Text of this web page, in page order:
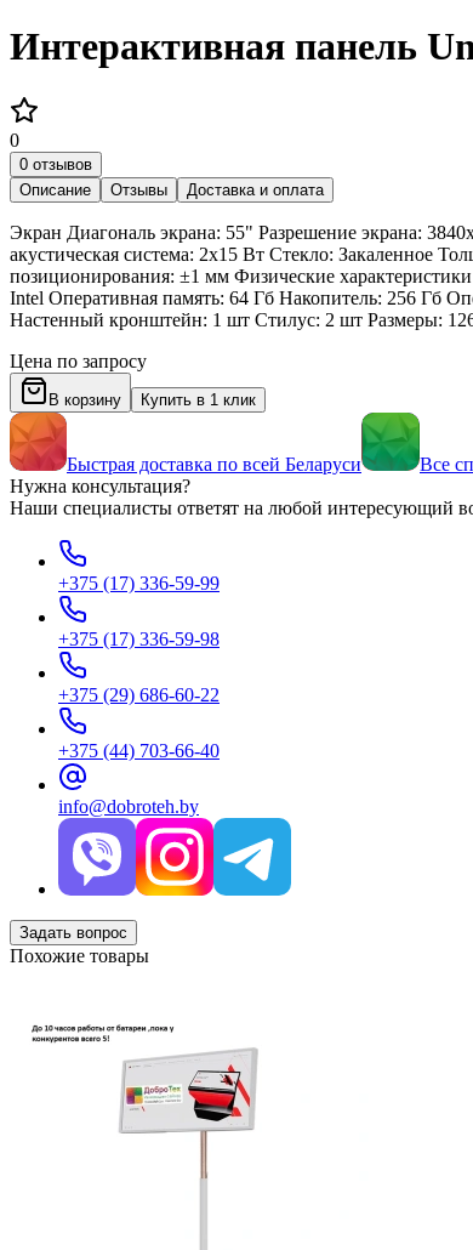
Интерактивная панель
0
0 отзывов
Описание
Отзывы Доставка и оплата
Экран Диагональ экрана: 55" Разрешение экрана:
акустическая система: 2х15 Вт Стекло: Закаленное
позиционирования: ±1 мм Физические
Intel Оперативная память: 64 Гб Накопитель: 256 Гб
Настенный кронштейн: 1 шт Стилус: 2 шт Размеры:
Цена по запросу
В корзину Купить в 1 клик
Быстрая доставка по всей Беларуси Все
Нужна консультация?
Наши специалисты ответят на любой интересующий
+375 (17) 336-59-99
+375 (17) 336-59-98
+375 (29) 686-60-22
+375 (44) 703-66-40
info@dobroteh.by
Задать вопрос
Похожие товары